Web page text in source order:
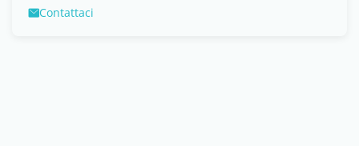
Contattaci